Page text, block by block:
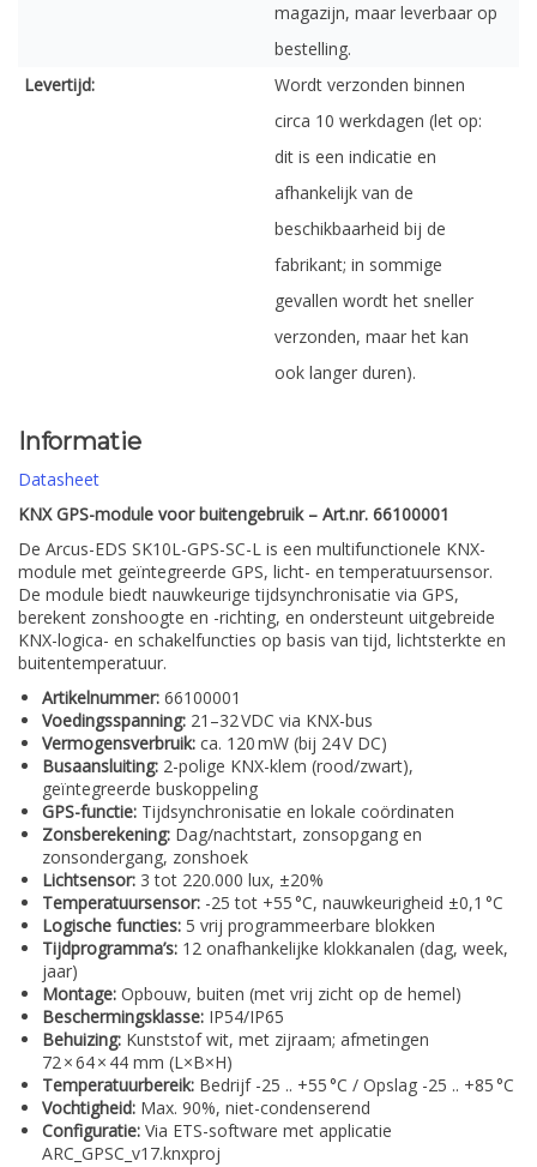
magazijn, maar leverbaar op
bestelling.
Levertijd:
Wordt verzonden binnen
circa 10 werkdagen (let op:
dit is een indicatie en
afhankelijk van de
beschikbaarheid bij de
fabrikant; in sommige
gevallen wordt het sneller
verzonden, maar het kan
ook langer duren).
Informatie
Datasheet
KNX GPS-module voor buitengebruik – Art.nr. 66100001
De Arcus-EDS SK10L-GPS-SC-L is een multifunctionele KNX-
module met geïntegreerde GPS, licht- en temperatuursensor.
De module biedt nauwkeurige tijdsynchronisatie via GPS,
berekent zonshoogte en -richting, en ondersteunt uitgebreide
KNX-logica- en schakelfuncties op basis van tijd, lichtsterkte en
buitentemperatuur.
Artikelnummer: 66100001
Voedingsspanning: 21–32 VDC via KNX-bus
Vermogensverbruik: ca. 120 mW (bij 24 V DC)
Busaansluiting: 2-polige KNX-klem (rood/zwart),
geïntegreerde buskoppeling
GPS-functie: Tijdsynchronisatie en lokale coördinaten
Zonsberekening: Dag/nachtstart, zonsopgang en
zonsondergang, zonshoek
Lichtsensor: 3 tot 220.000 lux, ±20%
Temperatuursensor: -25 tot +55 °C, nauwkeurigheid ±0,1 °C
Logische functies: 5 vrij programmeerbare blokken
Tijdprogramma’s: 12 onafhankelijke klokkanalen (dag, week,
jaar)
Montage: Opbouw, buiten (met vrij zicht op de hemel)
Beschermingsklasse: IP54/IP65
Behuizing: Kunststof wit, met zijraam; afmetingen
72 × 64 × 44 mm (L×B×H)
Temperatuurbereik: Bedrijf -25 .. +55 °C / Opslag -25 .. +85 °C
Vochtigheid: Max. 90%, niet-condenserend
Configuratie: Via ETS-software met applicatie
ARC_GPSC_v17.knxproj